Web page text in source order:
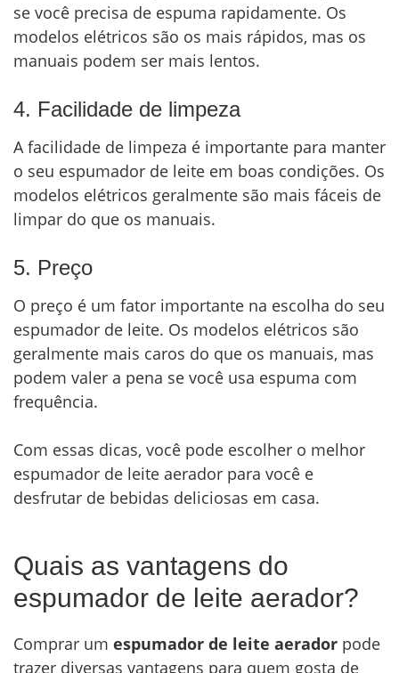
se você precisa de espuma rapidamente. Os
modelos elétricos são os mais rápidos, mas os
manuais podem ser mais lentos.
4. Facilidade de limpeza
A facilidade de limpeza é importante para manter
o seu espumador de leite em boas condições. Os
modelos elétricos geralmente são mais fáceis de
limpar do que os manuais.
5. Preço
O preço é um fator importante na escolha do seu
espumador de leite. Os modelos elétricos são
geralmente mais caros do que os manuais, mas
podem valer a pena se você usa espuma com
frequência.
Com essas dicas, você pode escolher o melhor
espumador de leite aerador para você e
desfrutar de bebidas deliciosas em casa.
Quais as vantagens do
espumador de leite aerador?
Comprar um espumador de leite aerador pode
trazer diversas vantagens para quem gosta de